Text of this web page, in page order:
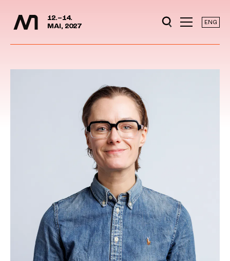
Hopp til hovedinnhold
12.–14.
MAI, 2027
ENG